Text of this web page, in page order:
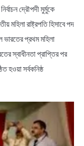
দ্রৌপদী মুর্মুকে
মহিলা রাষ্ট্রপতি হিসাবে পদ
ভারতের প্রথম মহিলা
স্বাধীনতা প্রাপ্তির পর
হওয়া সর্বকনিষ্ঠ